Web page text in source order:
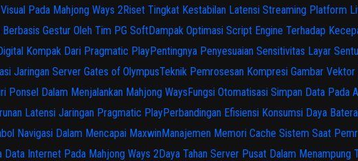
Pada Mahjong Ways 2Riset Tingkat Kestabilan Latensi Streaming Platform
Gestur Oleh Tim PG SoftDampak Optimasi Script Engine Terhadap
Kompak Dari Pragmatic PlayPentingnya Penyesuaian Sensitivitas Layar
Jaringan Server Gates of OlympusTeknik Pemrosesan Kompresi Gambar
Ponsel Dalam Menjalankan Mahjong WaysFungsi Otomatisasi Simpan Data Pada
Latensi Jaringan Pragmatic PlayPerbandingan Efisiensi Konsumsi Daya
Navigasi Dalam Mencapai MaxwinManajemen Memori Cache Sistem Saat
Internet Pada Mahjong Ways 2Daya Tahan Server Pusat Dalam Menampung